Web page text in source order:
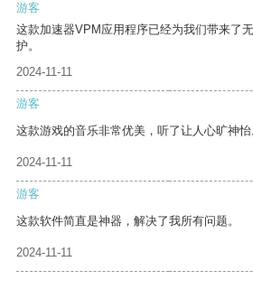
游客
这款加速器VPM应用程序已经为我们带来了
护。
2024-11-11
游客
这款游戏的音乐非常优美，听了让人心旷神怡
2024-11-11
游客
这款软件简直是神器，解决了我所有问题。
2024-11-11